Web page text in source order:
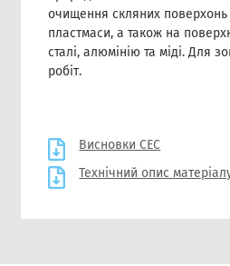
очищення скляних поверхонь
пластмаси, а також на
сталі, алюмінію та міді. Для
робіт.
Висновки СЕС
Технічний опис